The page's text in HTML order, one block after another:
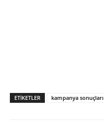
ETIKETLER kampanya sonuçları